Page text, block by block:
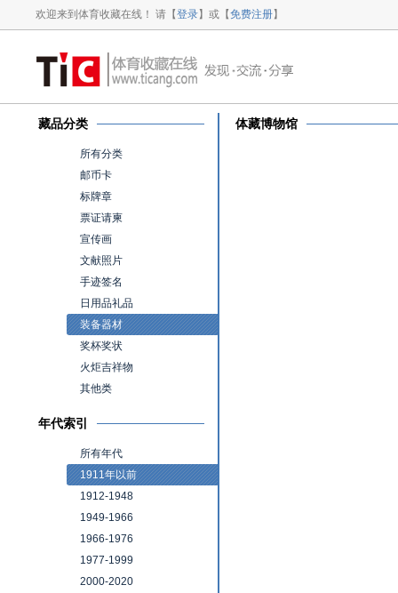
欢迎来到体育收藏在线！ 请【登录】或【免费注册】
藏品分类
所有分类
邮币卡
标牌章
票证请柬
宣传画
文献照片
手迹签名
日用品礼品
装备器材
奖杯奖状
火炬吉祥物
其他类
年代索引
所有年代
1911年以前
1912-1948
1949-1966
1966-1976
1977-1999
2000-2020
体藏博物馆